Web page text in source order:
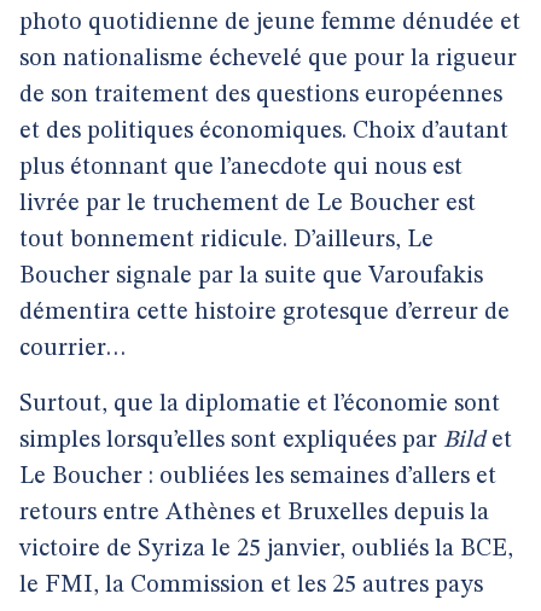
photo quotidienne de jeune femme dénudée et
son nationalisme échevelé que pour la rigueur
de son traitement des questions européennes
et des politiques économiques. Choix d’autant
plus étonnant que l’anecdote qui nous est
livrée par le truchement de Le Boucher est
tout bonnement ridicule. D’ailleurs, Le
Boucher signale par la suite que Varoufakis
démentira cette histoire grotesque d’erreur de
courrier…
Surtout, que la diplomatie et l’économie sont
simples lorsqu’elles sont expliquées par Bildet
Le Boucher : oubliées les semaines d’allers et
retours entre Athènes et Bruxelles depuis la
victoire de Syriza le 25 janvier, oubliés la BCE,
le FMI, la Commission et les 25 autres pays